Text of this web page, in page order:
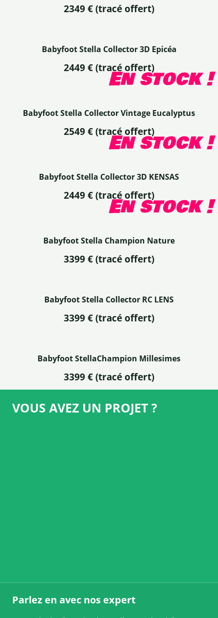
2349 €(tracé offert)
Babyfoot Stella Collector 3D Epicéa
2449 €(tracé offert)
En stock !
Babyfoot Stella Collector Vintage Eucalyptus
2549 €(tracé offert)
En stock !
Babyfoot Stella Collector 3D KENSAS
2449 €(tracé offert)
En stock !
Babyfoot Stella Champion Nature
3399 €(tracé offert)
Babyfoot Stella Collector RC LENS
3399 €(tracé offert)
Babyfoot StellaChampion Millesimes
3399 €(tracé offert)
VOUS AVEZ UN PROJET ?
Parlez en avec nos expert